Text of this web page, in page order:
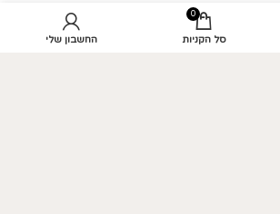
0
סל הקניות החשבון שלי